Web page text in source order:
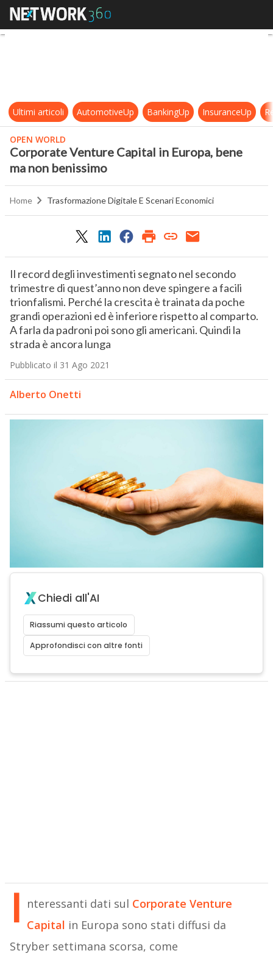
Corporate Venture Capital in
Ultimi articoli AutomotiveUp BankingUp InsuranceUp
OPEN WORLD
Corporate Venture Capital in Europa, bene
ma non benissimo
Home Trasformazione Digitale E Scenari Economici
Il record degli investimenti segnato nel secondo
trimestre di quest’anno non deve spingere a facili
trionfalismi. Perché la crescita è trainata da poche
grandi operazioni ed è inferiore rispetto al comparto.
A farla da padroni poi sono gli americani. Quindi la
strada è ancora lunga
Pubblicato il 31 Ago 2021
Alberto Onetti
Chiedi all'AI
Riassumi questo articolo
Approfondisci con altre fonti
I nteressanti dati sul Corporate Venture
Capital in Europa sono stati diffusi da
Stryber settimana scorsa, come